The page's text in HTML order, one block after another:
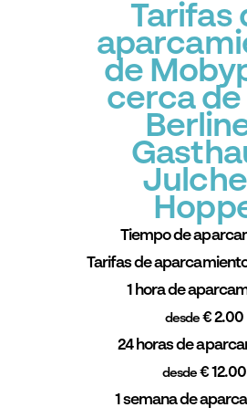
Tarifas
de
cerca de
Tiempo de
Tarifas de
1 hora de
desde€ 2.00
24 horas de
desde€ 12.00
1 semana de